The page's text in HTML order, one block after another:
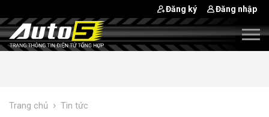
Đăng ký Đăng nhập
Trang chủ › Tin tức